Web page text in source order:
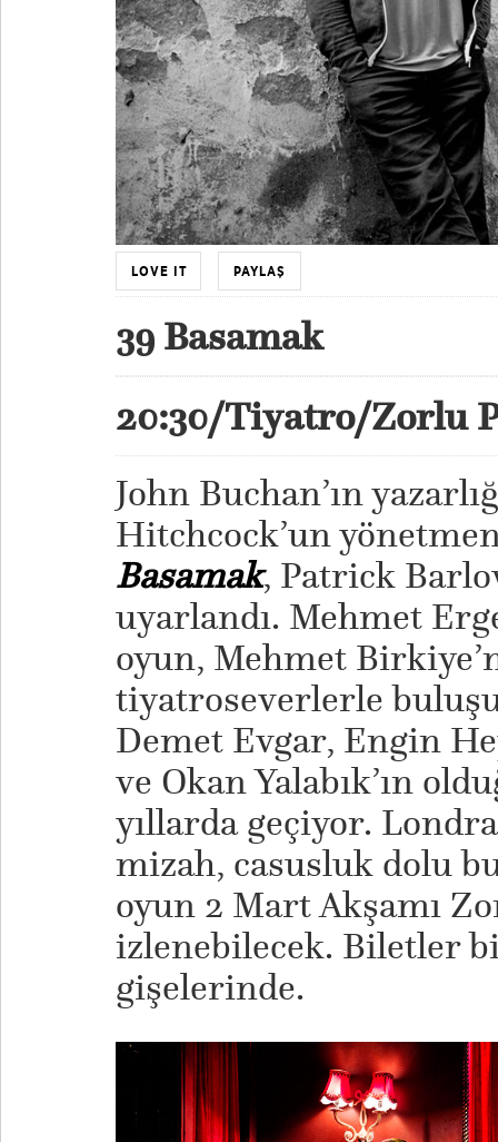
LOVE IT PAYLAŞ
39 Basamak
20:30/Tiyatro/Zorlu
John Buchan’ın
Hitchcock’un
Basamak, Patrick
uyarlandı. Mehmet
oyun, Mehmet
tiyatroseverlerle
Demet Evgar, Engin
ve Okan Yalabık’ın
yıllarda geçiyor.
mizah, casusluk dolu
oyun 2 Mart Akşamı
izlenebilecek. Biletler
gişelerinde.